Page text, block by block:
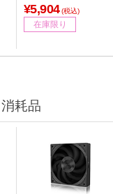
［Bluetooth対応］
¥5,904 (税込)
在庫限り
耗品